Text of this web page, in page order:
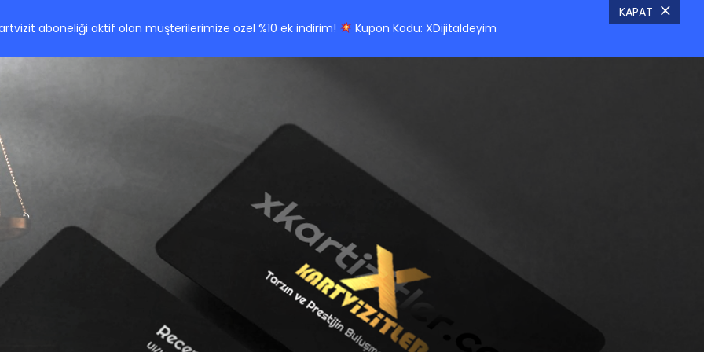
KAPAT
aboneliği aktif olan müşterilerimize özel %10 ek indirim!
Kupon Kodu: XDijitaldeyim